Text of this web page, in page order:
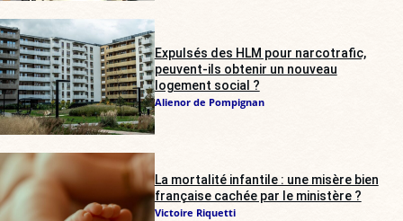
Expulsés des HLM pour narcotrafic,
peuvent-ils obtenir un nouveau
logement social ?
Alienor de Pompignan
La mortalité infantile : une misère bien
française cachée par le ministère ?
Victoire Riquetti